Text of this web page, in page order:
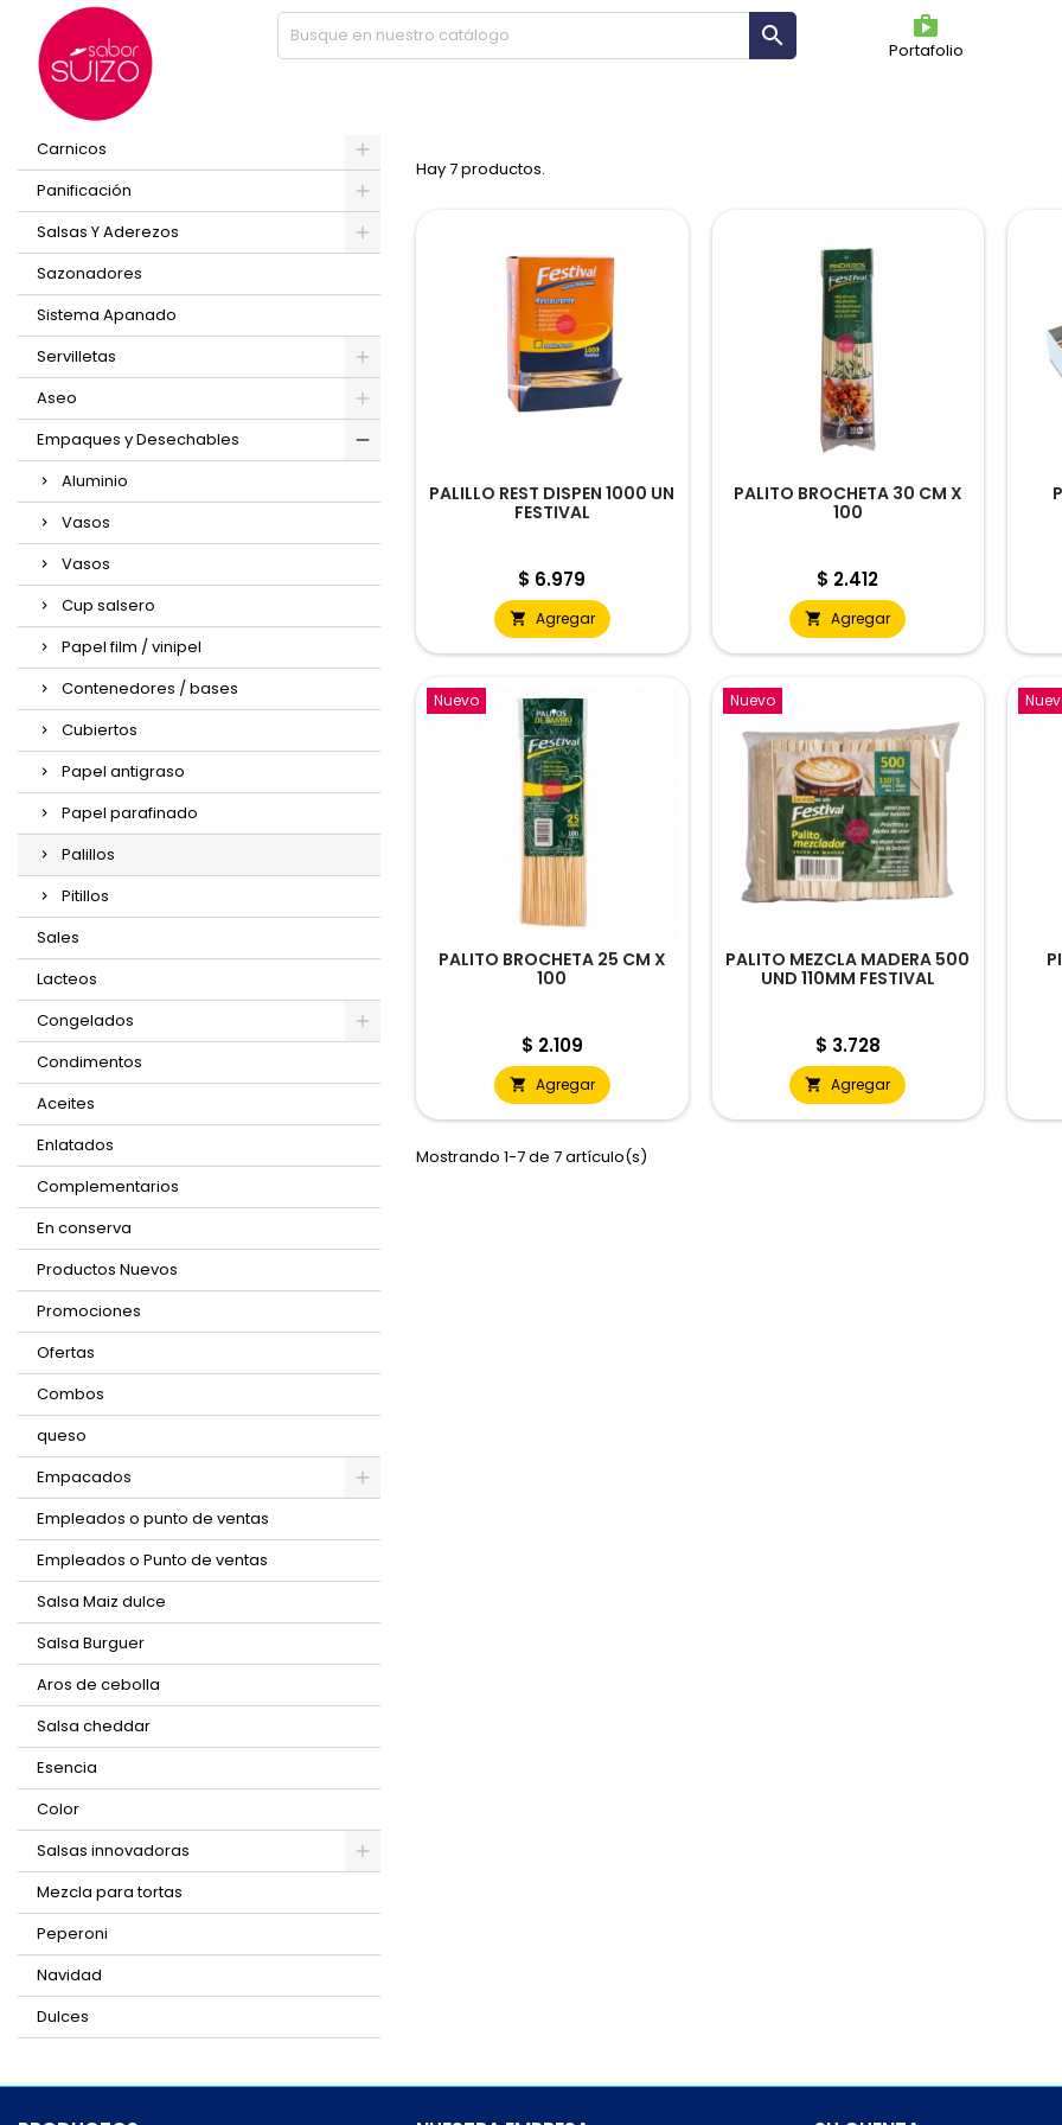

Portafolio
Inicio Empaques y Desechables Palillos
PRODUCTOS
Carnicos
Panificación
Salsas Y Aderezos
Sazonadores
Sistema Apanado
Servilletas
Aseo
Empaques y Desechables
Aluminio
Vasos
Vasos
Cup salsero
Papel film / vinipel
Contenedores / bases
Cubiertos
Papel antigraso
Papel parafinado
Palillos
Pitillos
Sales
Lacteos
Congelados
Condimentos
Aceites
Enlatados
Complementarios
En conserva
Productos Nuevos
Promociones
Ofertas
Combos
queso
Empacados
Empleados o punto de ventas
Empleados o Punto de ventas
Salsa Maiz dulce
Salsa Burguer
Aros de cebolla
Salsa cheddar
Esencia
Color
Salsas innovadoras
Mezcla para tortas
Peperoni
Navidad
Dulces
Hay 7 productos.
PALILLO REST DISPEN 1000 UN
FESTIVAL
Precio
$ 6.979
 Agregar
PALITO BROCHETA 30 CM X
100
Precio
$ 2.412
 Agregar
Nuevo
PALITO BROCHETA 25 CM X
100
Precio
$ 2.109
 Agregar
Nuevo
PALITO MEZCLA MADERA 500
UND 110MM FESTIVAL
Precio
$ 3.728
 Agregar
Mostrando 1-7 de 7 artículo(s)